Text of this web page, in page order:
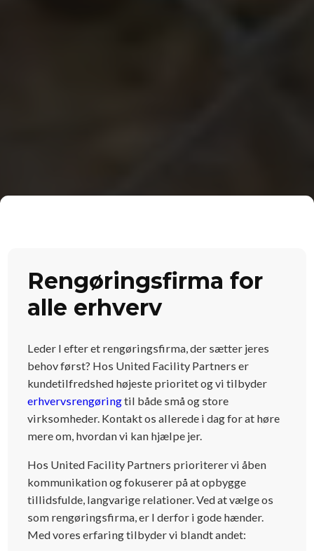
Rengørings­firma for
alle erhverv
Leder I efter et rengøringsfirma, der sætter jeres
behov først? Hos United Facility Partners er
kundetilfredshed højeste prioritet og vi tilbyder
erhvervsrengøringtil både små og store
virksomheder. Kontakt os allerede i dag for at høre
mere om, hvordan vi kan hjælpe jer.
Hos United Facility Partners prioriterer vi åben
kommunikation og fokuserer på at opbygge
tillidsfulde, langvarige relationer. Ved at vælge os
som rengøringsfirma, er I derfor i gode hænder.
Med vores erfaring tilbyder vi blandt andet: